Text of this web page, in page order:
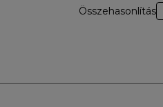
Összehasonlítás